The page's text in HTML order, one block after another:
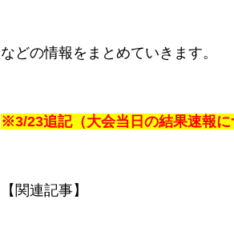
などの情報をまとめていきます。
※3/23追記（大会当日の結果速報に
【関連記事】